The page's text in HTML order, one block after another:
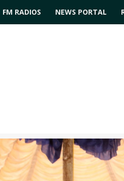
FM RADIOS NEWS PORTAL